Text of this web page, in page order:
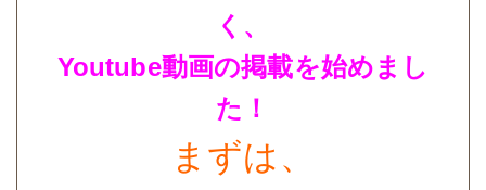
く、
Youtube動画の掲載を始めまし
た！
まずは、